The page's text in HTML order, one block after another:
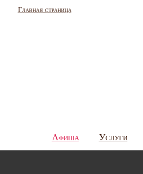
Главная страница
Афиша Услуги